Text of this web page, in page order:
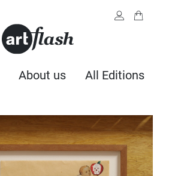
About us All Editions